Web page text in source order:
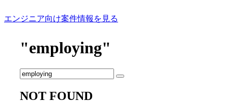
エンジニア向け案件情報を見る
"employing"
NOT FOUND